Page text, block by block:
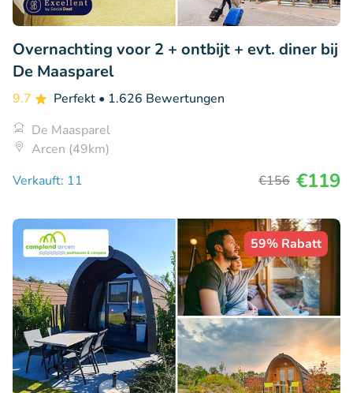
Overnachting voor 2 + ontbijt + evt. diner bij
De Maasparel
9.7 Perfekt • 1.626 Bewertungen
De Maasparel
Arcen (49km)
Verkauft: 11
€156 €119
59% Rabatt